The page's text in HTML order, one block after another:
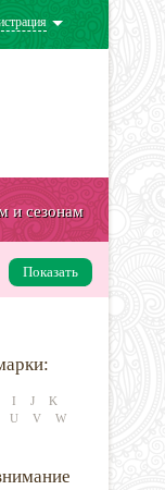
и сезонам
Показать
I J
K
U V
W